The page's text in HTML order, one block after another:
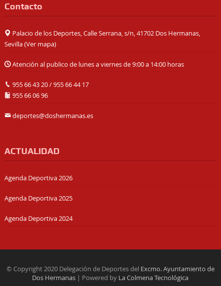
Contacto
Palacio de los Deportes, Calle Serrana, s/n, 41702 Dos Hermanas,
Sevilla (Ver mapa)
Atención al publico de lunes a viernes de 9:00 a 14:00 horas
955 66 43 20/955 66 44 17
955 66 06 96
deportes@doshermanas.es
ACTUALIDAD
Agenda Deportiva 2026
Agenda Deportiva 2025
Agenda Deportiva 2024
© Copyright 2020 Delegación de Deportes del Excmo. Ayuntamiento de
Dos Hermanas | Powered by La Colmena Tecnológica